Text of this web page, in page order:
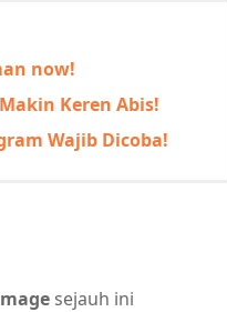
now!
Keren Abis!
Wajib Dicoba!
sejauh ini